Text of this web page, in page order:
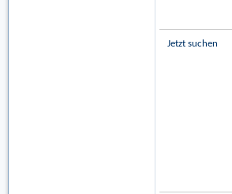
Jetzt suchen